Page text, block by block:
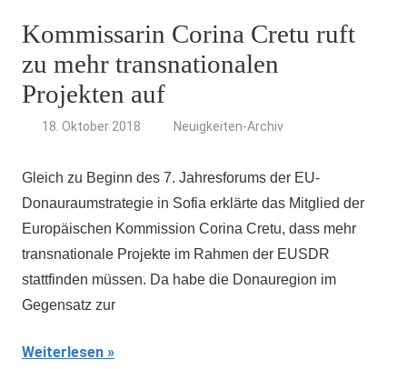
Kommissarin Corina Cretu ruft
zu mehr transnationalen
Projekten auf
18. Oktober 2018 Neuigkeiten-Archiv
Gleich zu Beginn des 7. Jahresforums der EU-
Donauraumstrategie in Sofia erklärte das Mitglied der
Europäischen Kommission Corina Cretu, dass mehr
transnationale Projekte im Rahmen der EUSDR
stattfinden müssen. Da habe die Donauregion im
Gegensatz zur
Weiterlesen